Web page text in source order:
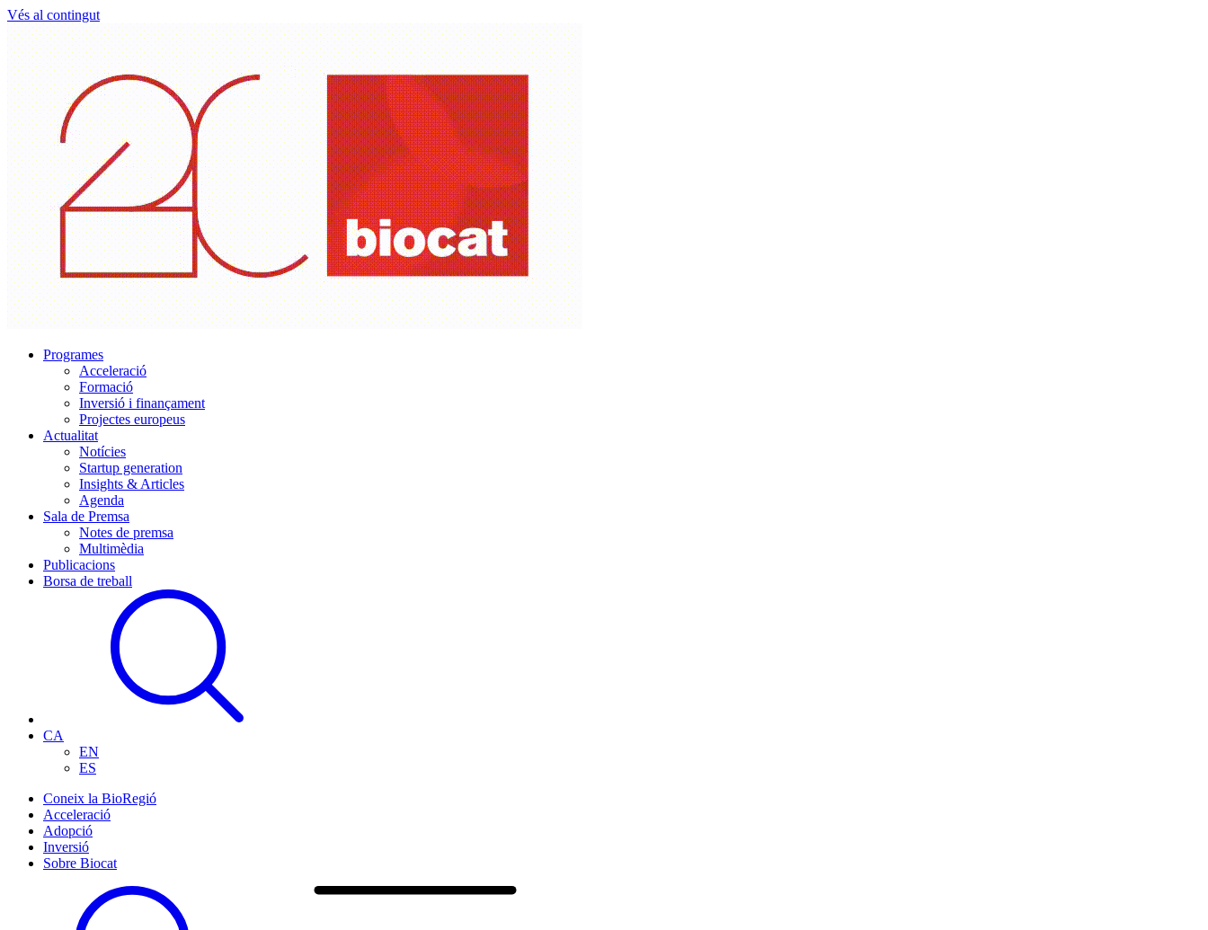
Vés al contingut
Programes
Acceleració
Formació
Inversió i finançament
Projectes europeus
Actualitat
Notícies
Startup generation
Insights & Articles
Agenda
Sala de Premsa
Notes de premsa
Multimèdia
Publicacions
Borsa de treball
CA
EN
ES
Coneix la BioRegió
Acceleració
Adopció
Inversió
Sobre Biocat